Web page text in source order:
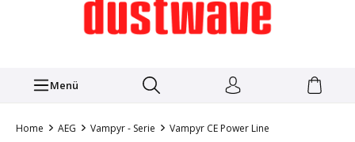
Menü
Home AEG Vampyr - Serie Vampyr CE Power Line